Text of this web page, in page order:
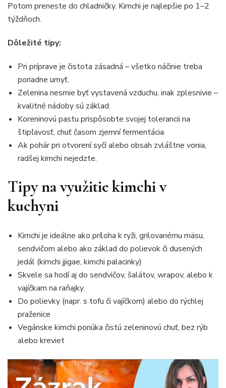
Potom preneste do chladničky. Kimchi je najlepšie po 1–2
týždňoch.
Dôležité tipy:
Pri príprave je čistota zásadná – všetko náčinie treba
poriadne umyť.
Zelenina nesmie byť vystavená vzduchu, inak zplesnivie –
kvalitné nádoby sú základ.
Koreninovú pastu prispôsobte svojej tolerancii na
štipľavosť, chuť časom zjemní fermentácia.
Ak pohár pri otvorení syčí alebo obsah zvláštne vonia,
radšej kimchi nejedzte.
Tipy na využitie kimchi v
kuchyni
Kimchi je ideálne ako príloha k ryži, grilovanému mäsu,
sendvičom alebo ako základ do polievok či dusených
jedál (kimchi jjigae, kimchi palacinky)
Skvele sa hodí aj do sendvičov, šalátov, wrapov, alebo k
vajíčkam na raňajky.
Do polievky (napr. s tofu či vajíčkom) alebo do rýchlej
praženice
Vegánske kimchi ponúka čistú zeleninovú chuť, bez rýb
alebo kreviet